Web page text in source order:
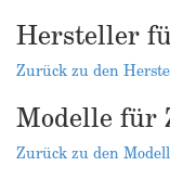
Hersteller
Zurück zu den
Modelle für
Zurück zu den